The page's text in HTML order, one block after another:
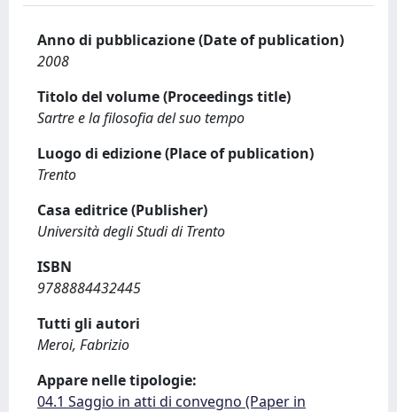
Anno di pubblicazione (Date of publication)
2008
Titolo del volume (Proceedings title)
Sartre e la filosofia del suo tempo
Luogo di edizione (Place of publication)
Trento
Casa editrice (Publisher)
Università degli Studi di Trento
ISBN
9788884432445
Tutti gli autori
Meroi, Fabrizio
Appare nelle tipologie:
04.1 Saggio in atti di convegno (Paper in